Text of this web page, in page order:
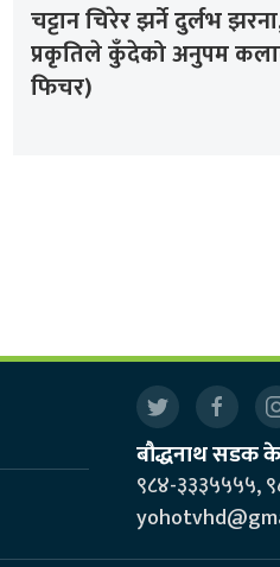
चट्टान चिरेर झर्ने दुर्लभ
प्रकृतिले कुँदेको अनुपम
फिचर)
बौद्धनाथ सडक
९८४-३३३५५५५,